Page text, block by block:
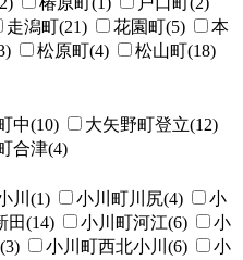
走潟町(21) 花園町(5)
本
松原町(4)
松山町(18)
中(10)
大矢野町登立(12)
合津(4)
川(1) 小川町川尻(4)
小
田(14) 小川町河江(6)
小
小川町西北小川(6)
小